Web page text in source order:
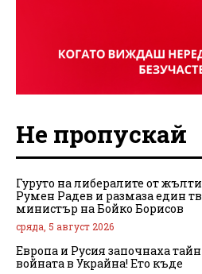
Не пропускай
Гуруто на либералите от
Румен Радев и размаза един
министър на Бойко Борисов
сряда, 5 август 2026
Европа и Русия започнаха
войната в Украйна! Ето къде